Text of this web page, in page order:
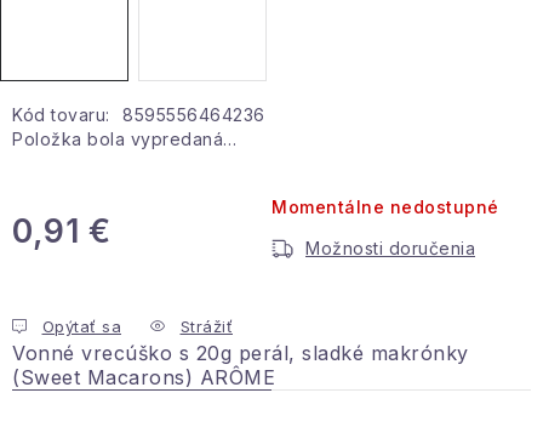
Veľkoobchodná spolupráca
Podmienky ochrany osobných údajov
Info o nákupe
Kontakty O nás
Kód tovaru:
8595556464236
Položka bola vypredaná…
0,91 €
Momentálne nedostupné
Možnosti doručenia
Opýtať sa Strážiť
Vonné vrecúško s 20g perál, sladké makrónky
(Sweet Macarons) ARÔME